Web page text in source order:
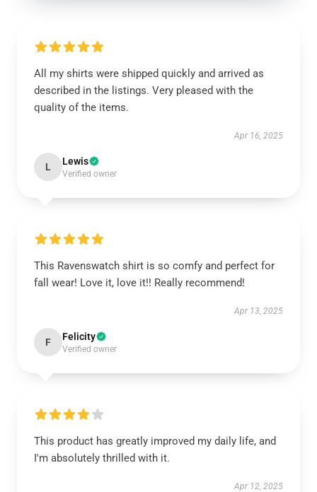
All my shirts were shipped quickly and arrived as
described in the listings. Very pleased with the
quality of the items.
Apr 16, 2025
L Lewis
Verified owner
This Ravenswatch shirt is so comfy and perfect for
fall wear! Love it, love it!! Really recommend!
Apr 13, 2025
F Felicity
Verified owner
This product has greatly improved my daily life, and
I'm absolutely thrilled with it.
Apr 12, 2025